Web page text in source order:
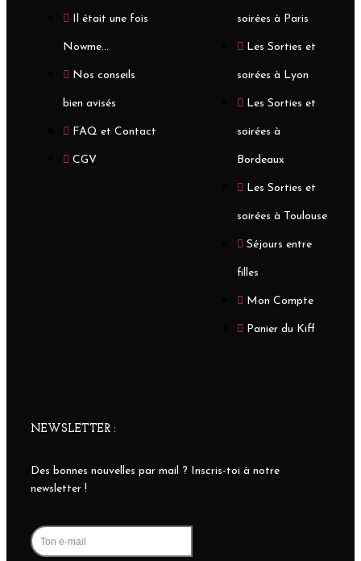
Il était une fois
Nowme...
Nos conseils
bien avisés
FAQ et Contact
CGV
soirées à Paris
Les Sorties et
soirées à Lyon
Les Sorties et
soirées à
Bordeaux
Les Sorties et
soirées à Toulouse
Séjours entre
filles
Mon Compte
Panier du Kiff
NEWSLETTER :
Des bonnes nouvelles par mail ? Inscris-toi à notre
newsletter !